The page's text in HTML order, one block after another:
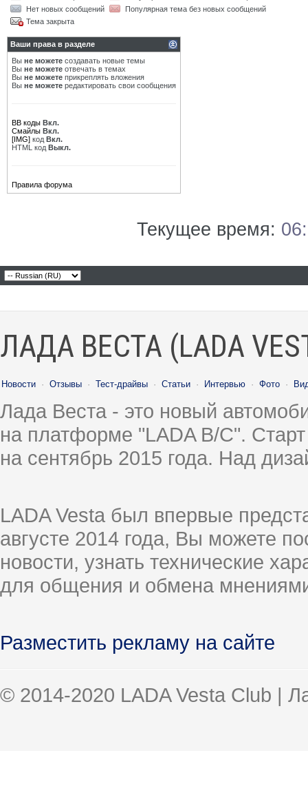
Нет новых сообщений
Популярная тема без новых сообщений
Тема закрыта
Ваши права в разделе
Вы не можете создавать новые темы
Вы не можете отвечать в темах
Вы не можете прикреплять вложения
Вы не можете редактировать свои сообщения
BB коды Вкл.
Смайлы Вкл.
[IMG] код Вкл.
HTML код Выкл.
Правила форума
Текущее время:
ЛАДА ВЕСТА (LADA
Новости · Отзывы · Тест-драйвы · Статьи · Интервью · Фото ·
Лада Веста - это новый
на платформе "LADA B/C".
на сентябрь 2015 года. Над
LADA Vesta был впервые
августе 2014 года, Вы можете
новости, узнать технические
для общения и обмена
Разместить рекламу на сайте
© 2014-2020 LADA Vesta Club |